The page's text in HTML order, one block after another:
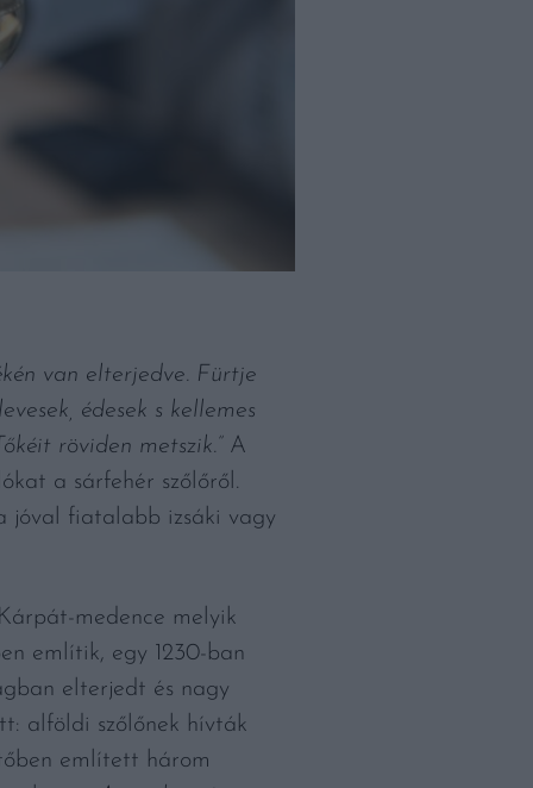
van elterjedve. Fürtje
édesek s kellemes
röviden metszik.”
A
a sárfehér szőlőről.
jóval fiatalabb izsáki vagy
medence melyik
említik, egy 1230-ban
elterjedt és nagy
alföldi szőlőnek hívták
említett három